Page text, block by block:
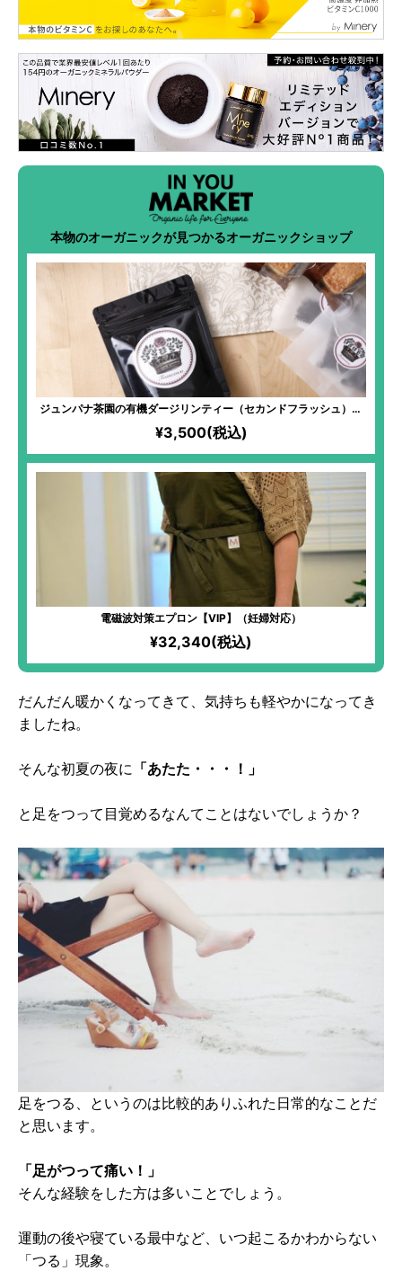
本物のオーガニックが見つかるオーガニックショップ
ジュンパナ茶園の有機ダージリンティー（セカンドフラッシュ）の
ティーバッグ
¥3,500(税込)
電磁波対策エプロン【VIP】（妊婦対応）
¥32,340(税込)
だんだん暖かくなってきて、気持ちも軽やかになってき
ましたね。
そんな初夏の夜に 「あたた・・・！」
と足をつって目覚めるなんてことはないでしょうか？
足をつる、というのは比較的ありふれた日常的なことだ
と思います。
「足がつって痛い！」
そんな経験をした方は多いことでしょう。
運動の後や寝ている最中など、いつ起こるかわからない
「つる」現象。